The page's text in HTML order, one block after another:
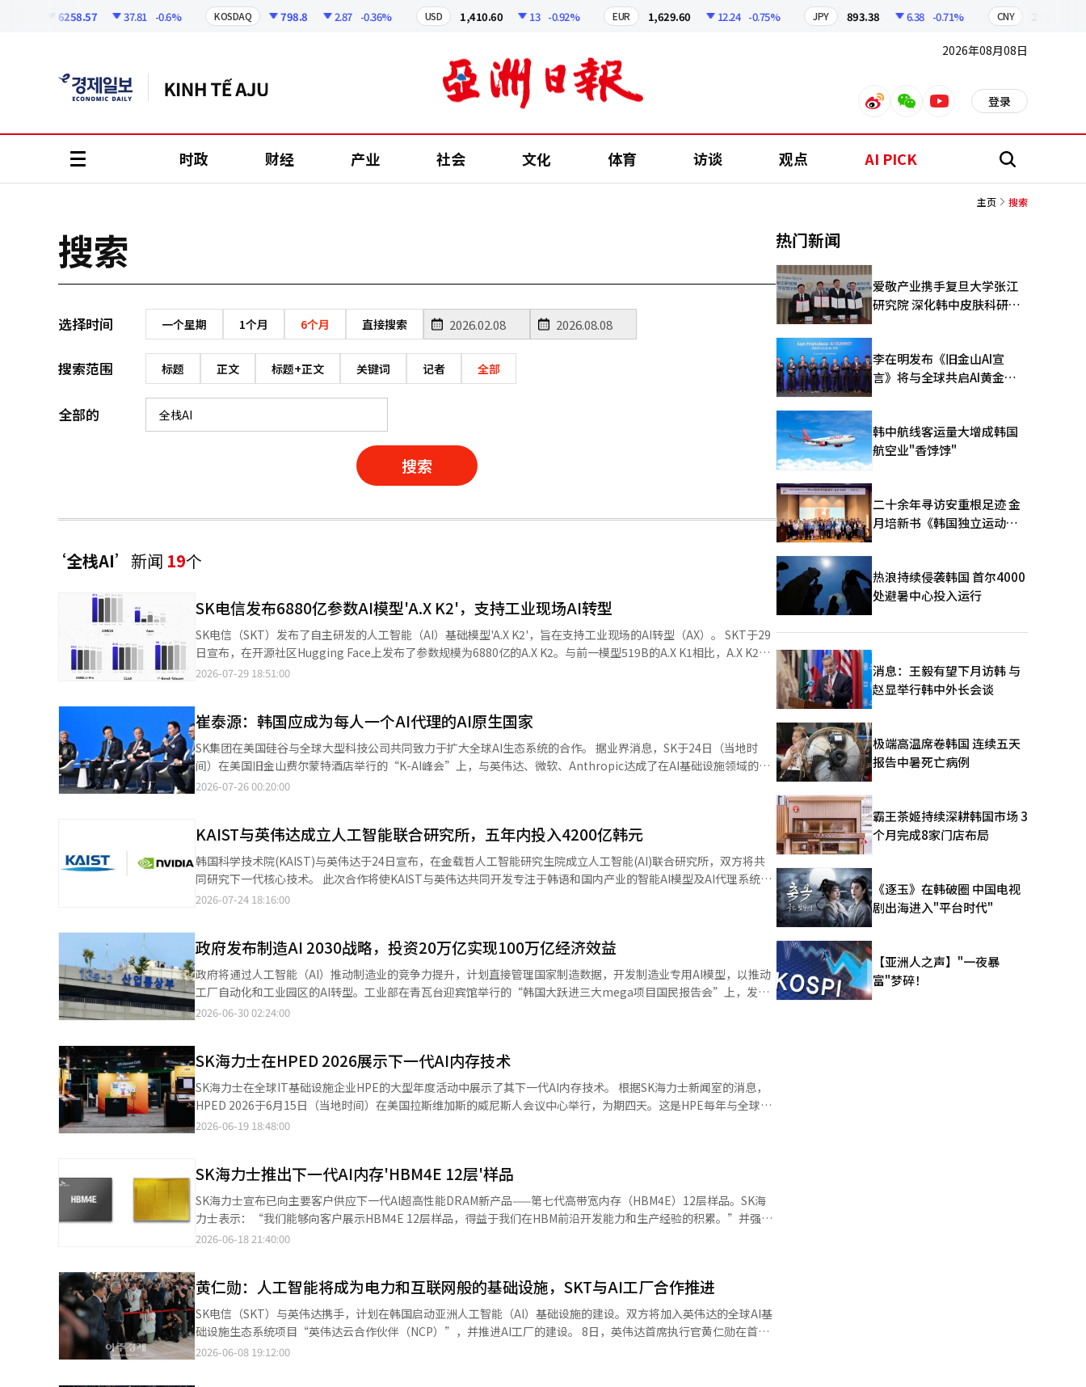
6258.57 37.81 -0.6% KOSDAQ 798.8 2.87 -0.36% USD 1,410.60 13 -0.92% EUR 1,629.60 12.24 -0.75% JPY 893.38 6.38 -0.71% CNY
2026年08月08日
weiboweixinyoutube 登录
时政 财经 产业 社会 文化 体育 访谈 观点 AI PICK 搜
主页 搜索
搜索
选择时间 一个星期 1个月 6个月 直接搜索
搜索范围 标题 正文 标题+正文 关键词 记者 全部
全部的
搜索
‘全栈AI’ 新闻 19个
SK电信发布6880亿参数AI模型'A.X K2'，支持工业现场AI转型
SK电信（SKT）发布了自主研发的人工智能（AI）基础模型'A.X K2'，旨在支持工业现场的AI转型（AX）。 SKT于29
日宣布，在开源社区Hugging Face上发布了参数规模为6880亿的A.X K2。与前一模型519B的A.X K1相比，A.X K2在
数学和科学推理能力以及韩国知识和长文推理能力上得到了增强。 根据SKT的说法，A.X K2在国内外14个基准测试中
考，旨在提高工业现场所需的准确性和运营效率。 A.X K2在最近六个月内发布的Qwen3.5-397B-A17B、DeepSeek-
V4-Flash、GLM-5.1、Kimi-K2.6等海外AI模型中表现出同等水平的基准结果。 SKT计划将A.X K2推广到制造、国
防、生物等多个行业和公众日常生活中。在制造领域，SKT将A.X K2应用于钢铁制造企业KG钢铁和汽车零部件制造企
业科耐克的制造专用AI代理。下半年，SKT将在KG钢铁的当津工厂冷轧生产线和科耐克的铸造加工工艺中应用制造专
用AI代理的演示版本，并进行现场验证。 此外，SKT与国防部合作开发了基于A.X K1的三种量化模型。国防部与SKT
SK生物制药合作，利用AI开发难治性癌症的靶向治疗药物。SK生物制药的初期研究阶段通常需要1至2年，但通过
SKT的AI技术，已将这一时间缩短至5个月。 此外，SKT还将参与科学技术信息通信部正在推进的'全民AI'项目。SKT
计划基于其在AI模型、服务和基础设施方面的全栈AI能力，推动能够让公众切实感受到的AI服务的普及。 SKT未来计
划将A.X K2的后续模型扩展到兆级参数规模，以增强全球竞争力。由于近期全球主要模型已将兆级参数规模作为基本
竞争力，SKT计划持续提升A.X模型的规模和性能，以接近大型科技公司的水平。 SKT基础模型负责人金泰允表
的基础模型项目预计将在下个月进行评估。※ 本报道经人工智能（AI）系统翻译与编辑。
2026-07-29 18:51:00
崔泰源：韩国应成为每人一个AI代理的AI原生国家
SK集团在美国硅谷与全球大型科技公司共同致力于扩大全球AI生态系统的合作。 据业界消息，SK于24日（当地时
间）在美国旧金山费尔蒙特酒店举行的“K-AI峰会”上，与英伟达、微软、Anthropic达成了在AI基础设施领域的合
作协议，包括AI半导体和AI数据中心等。 此外，SK还与亚马逊网络服务（AWS）进行了单独会谈，讨论在现有的蔚
项目的执行基础。基于此，SK集团计划同时推动韩国AI竞争力的提升和全球AI生态系统的扩展。 SK集团相关人士表
示：“与英伟达等全球大型科技公司的合作扩大，再次确认了AI内存等AI基础设施需求正在快速增长的事实。我们期
待此次合作能为政府最近发布的‘超级项目’注入更多动力。” 与英伟达在AI基础设施全领域合作...最大2GW AI工厂
和长期内存合作 SK集团将与英伟达开展总额超过5000亿美元的AI基础设施建设的全面合作，内容涵盖从AI工厂建设
到AI内存供应，双方当天签署了相关意向书（LOI）。 首先，SK电信将为国内最大2GW（千兆瓦）规模的AI工厂建设
于英伟达的全栈AI工厂架构“DSX”平台，引入搭载SK海力士HBM4的下一代AI计算系统“维拉·鲁宾（Vera
Rubin）”，计划从2027年起逐步建设和运营高性能AI工厂。通过此举，加速开发涵盖主权、物理、代理AI和企业AI
服务的大规模AI基础设施，并共同应对包括韩国在内的亚太地区日益增长的AI需求。 此次合作将加速英伟达技术应用
于AI基础设施的扩展，客户对先进云服务的使用范围也将进一步扩大。通过此举，SK电信将开始大规模投资和扩展AI
基础设施，同时能够将最先进的AI基础设施更广泛地开放给客户。 SK海力士将开展AI内存的长期合作。作为之前达成
计划根据大规模语言模型（LLM）学习到代理AI、物理AI扩展的基础设施需求，共同开发和优化HBM等下一代AI内
存。 英伟达创始人兼首席执行官黄仁勋表示：“韩国具备全球AI强国所需的世界级网络、数据中心、半导体技术领导
力和庞大的产业基础等所有条件。”他表示：“英伟达将与SK电信、SK海力士共同打造推动韩国下一个增长的新一
代AI工厂。” 崔泰源SK集团会长表示：“AI时代的竞争力不仅在于如何有效利用AI，更在于创造多少智能。”他表
示：“SK将基于SK电信的AI基础设施能力和SK海力士的AI内存，与英伟达共同建设世界一流的AI工厂，助力韩国从
服务器内存。 双方将共同探索符合AI工作负载要求的内存解决方案，并在实际服务器环境中进行验证，逐步建立AI服
务器内存的新标准。 SK电信与Anthropic、AWS分别扩大AI数据中心合作 SK电信与Anthropic签署了关于在韩国建
设GW级AI数据中心的全面谅解备忘录（MOU）。Anthropic将参与SK电信在国内推进的AI数据中心建设项目，并计
划讨论具体的合作方案。双方将在2023年SK电信进行战略投资后继续深化合作关系，以此MOU为契机，保持在AI基
础设施领域的长期伙伴关系。 SK电信还将基于与AWS共同建设蔚山AI数据中心所建立的伙伴关系，进一步扩大在AI
础，拓展在国内的主要业务，并长期确保GW级AI计算能力。 崔泰源SK集团会长与OpenAI首席执行官山姆·奥特曼
当天也进行了会晤，讨论AI基础设施领域的长期合作方向。SK与OpenAI在包括内存领域在内的AI基础设施建设合作
方案上持续进行讨论，自去年10月签署内存供应及西南地区AI数据中心的设立与运营等合作伙伴关系以来，战略伙伴
关系不断加强。 崔泰源提出实现AI原生国家等超级项目成功的三大任务 崔泰源SK集团会长在当天与李在明总统、全
球大型科技公司代表、AI学者及研究者、初创企业和投资者等共同出席的K-AI峰会上，强调了最近发布的三大超级项
2026-07-26 00:20:00
KAIST与英伟达成立人工智能联合研究所，五年内投入4200亿韩元
韩国科学技术院(KAIST)与英伟达于24日宣布，在金载哲人工智能研究生院成立人工智能(AI)联合研究所，双方将共
同研究下一代核心技术。 此次合作将使KAIST与英伟达共同开发专注于韩语和国内产业的智能AI模型及AI代理系统，
并建立长期的研究合作体系，以确保韩国的AI基础技术、培养全球人才和增强产业竞争力。 双方计划将英伟达的全栈
性能改进。 此次合作初期将持续五年，总规模为3亿美元（约4200亿韩元），每年提供价值5000万美元（约734亿韩
元）的AI计算资源。参与联合研究所的研究人员将能够利用国内英伟达云合作伙伴的最新英伟达AI计算基础设施。 联
合研究所每年将至少支持10名KAIST研究人员，并为每位支持的研究人员提供英伟达实习机会。此外，英伟达计划招
聘优秀的韩国AI研究人员为正式研究职员。 联合研究所所长将由下月即将加入KAIST金载哲人工智能研究生院的英伟
达博士金贤宇担任。不过，联合研究所的具体成立时间尚未确定。 担任联合研究所所长的金博士表示：“AI研究进入
战性的研究，以吸引并长期留住全球顶尖AI科学家，并建立持续的国际研究合作关系。” KAIST校长裴忠植强
调：“此次合作是将世界一流的AI研究能力与最先进的AI基础设施结合的战略伙伴关系的起点，我们将致力于建立代
表韩国的全球AI研究中心，推动下一代AI基础技术的获取和全球AI人才的培养。”
2026-07-24 18:16:00
政府发布制造AI 2030战略，投资20万亿实现100万亿经济效益
政府将通过人工智能（AI）推动制造业的竞争力提升，计划直接管理国家制造数据，开发制造业专用AI模型，以推动
工厂自动化和工业园区的AI转型。工业部在青瓦台迎宾馆举行的“韩国大跃进三大mega项目国民报告会”上，发布
了“制造AI 2030战略”。为了应对生产人口减少和全球制造竞争加剧，政府决定推进制造业的人工智能转型
数据开发AI模型，推广至制造现场的各个环节。首先，政府将建立“国家制造数据图书馆”，以国家层面管理制造AI
的基础数据。该计划旨在整合分散在各部门和机构的制造数据，并建立安全体系，支持企业间的数据共享。同时，还
将制定数据标准化、加密和去标识化体系，以防止企业核心技术外泄。基于国家获取的数据，政府将逐步开发制造业
专用的AI模型，从适用于特定工序的轻量级模型到覆盖整个制造业的AI基础模型。此外，还将结合物理法则基础的AI
和制造机器人联动技术，推动实现从工厂设计到生产和物流自我运营的“全栈AI工厂”。政府还将扩大地方制造业的
大大企业与中小企业共同参与的共生型AI智能工厂项目，以支持中小制造企业的AI引入。在人才培养和投资支持方
面，政府将推动将即将退休的制造专家的熟练技术积累为AI学习用数据，并引入制造AI专业企业认证制度和硕士、博
士级专业人才培养项目。同时，计划利用国民成长基金等政策金融，支持制造AI领域的民间投资。政府还将着手为制
造AI的推广建立法律基础，计划修订《工业数字转型及人工智能应用促进法》和《中小企业智能制造创新法》。工业
部部长金正官表示：“M.AX是决定我们制造业未来竞争力的关键任务”，并表示“此次战略不仅仅是一个计划，我们
2026-06-30 02:24:00
SK海力士在HPED 2026展示下一代AI内存技术
SK海力士在全球IT基础设施企业HPE的大型年度活动中展示了其下一代AI内存技术。 根据SK海力士新闻室的消息，
HPED 2026于6月15日（当地时间）在美国拉斯维加斯的威尼斯人会议中心举行，为期四天。这是HPE每年与全球客
户和合作伙伴分享最新技术路线图和商业战略的大型年度会议。 SK海力士在HPED 2026中展示了其高带宽内存
DDR5），展现了其作为“全栈AI内存创作者”的实力。 展会现场，搭载SK海力士高性能产品的HPE服务器系统的实
物认证产品大量运作，直观地证明了双方的紧密合作关系。 展位吸引了全球千兆级数据中心和云企业的相关人员，关
于高性能计算环境中内存性能和效率的技术咨询和讨论不断进行。 SK海力士相关人士表示：“此次参展巩固了与全
球合作伙伴HPE的战略合作关系，并证明了在快速增长的AI服务器市场中的技术领先地位。我们将基于高性能、高效
率的解决方案，与全球企业共同引领未来AI基础设施生态系统。”※ 本报道经人工智能（AI）系统翻译与编辑。
2026-06-19 18:48:00
SK海力士推出下一代AI内存'HBM4E 12层'样品
SK海力士宣布已向主要客户供应下一代AI超高性能DRAM新产品——第七代高带宽内存（HBM4E）12层样品。SK海
力士表示：“我们能够向客户展示HBM4E 12层样品，得益于我们在HBM前沿开发能力和生产经验的积累。”并强
调：“我们将与核心客户紧密合作，确保及时量产。”此次样品供应的开始，预计将进一步巩固SK海力士在面向英伟
HBM4E通过最新的接口和设计优化，减少了数据传输延迟，并在高带宽环境下实现了稳定运行。公司预计，这将进
一步提升下一代AI数据中心和大规模计算系统的处理效率。特别是HBM4E采用了先进的MR-MUF工艺，实现了12层
堆叠的48GB容量，同时提高了结构稳定性。与HBM4相比，其热阻降低了约17%，确保内存在高性能计算环境下的
稳定运行。SK海力士开发总裁安贤
2026-06-18 21:40:00
黄仁勋：人工智能将成为电力和互联网般的基础设施，SKT与AI工厂合作推进
SK电信（SKT）与英伟达携手，计划在韩国启动亚洲人工智能（AI）基础设施的建设。双方将加入英伟达的全球AI基
础设施生态系统项目“英伟达云合作伙伴（NCP）”，并推进AI工厂的建设。 8日，英伟达首席执行官黄仁勋在首尔
钟路区西林大厦表示：“SKT与英伟达正在建立在韩国建设AI工厂的合作关系，未来人工智能将像电力、水和互联网
2026-06-08 19:12:00
热门新闻
爱敬产业携手复旦大学张江
研究院 深化韩中皮肤科研合
李在明发布《旧金山AI宣
言》将与全球共启AI黄金时
韩中航线客运量大增成韩国
航空业"香饽饽"
二十余年寻访安重根足迹 金
月培新书《韩国独立运动圣
热浪持续侵袭韩国 首尔4000
处避暑中心投入运行
消息：王毅有望下月访韩 与
赵显举行韩中外长会谈
极端高温席卷韩国 连续五天
报告中暑死亡病例
霸王茶姬持续深耕韩国市场 3
个月完成8家门店布局
《逐玉》在韩破圈 中国电视
剧出海进入"平台时代"
【亚洲人之声】"一夜暴
富"梦碎！